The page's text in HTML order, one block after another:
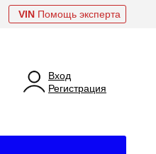
VIN Помощь эксперта
Вход
Регистрация